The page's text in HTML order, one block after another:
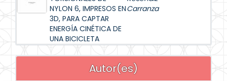
NYLON 6, IMPRESOS EN
3D, PARA CAPTAR
ENERGÍA CINÉTICA DE
UNA BICICLETA
Carranza
Autor(es)